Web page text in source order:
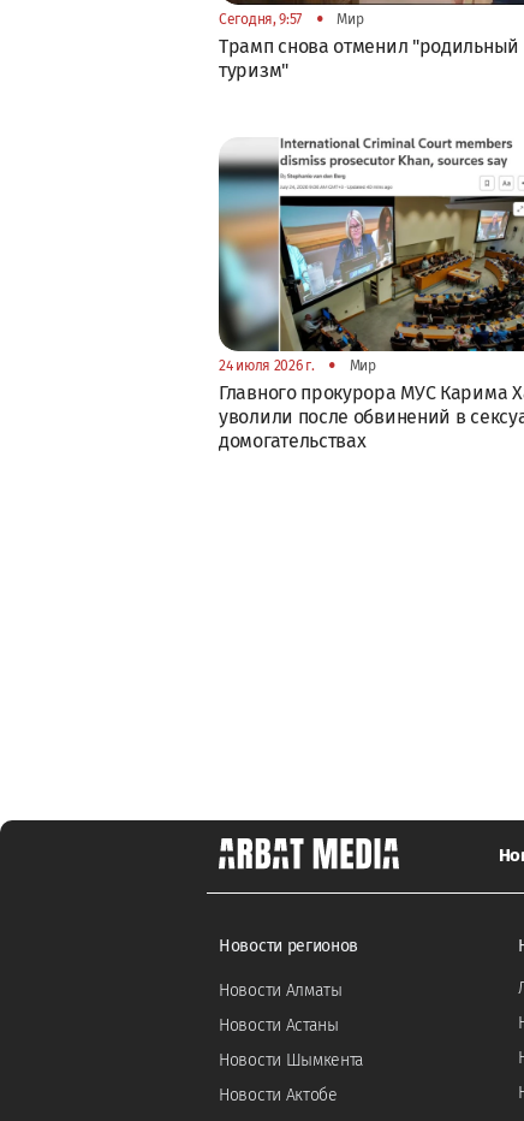
Сегодня, 9:57 • Мир
Трамп снова отменил "родильный
туризм"
24 июля 2026 г. • Мир
Главного прокурора МУС Карима
уволили после обвинений в
домогательствах
Новости регионов
Новости Алматы
Новости Астаны
Новости Шымкента
Новости Актобе